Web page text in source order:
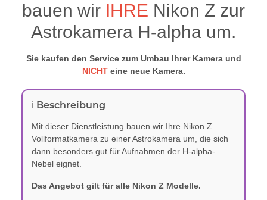
bauen wir IHRE Nikon Z zur
Astrokamera H-alpha um.
Sie kaufen den Service zum Umbau Ihrer Kamera und
NICHTeine neue Kamera.
ℹ️ Beschreibung
Mit dieser Dienstleistung bauen wir Ihre Nikon Z
Vollformatkamera zu einer Astrokamera um, die sich
dann besonders gut für Aufnahmen der H-alpha-
Nebel eignet.
Das Angebot gilt für alle Nikon Z Modelle.